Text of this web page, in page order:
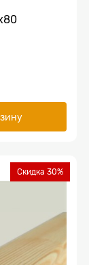
Скидка 30%